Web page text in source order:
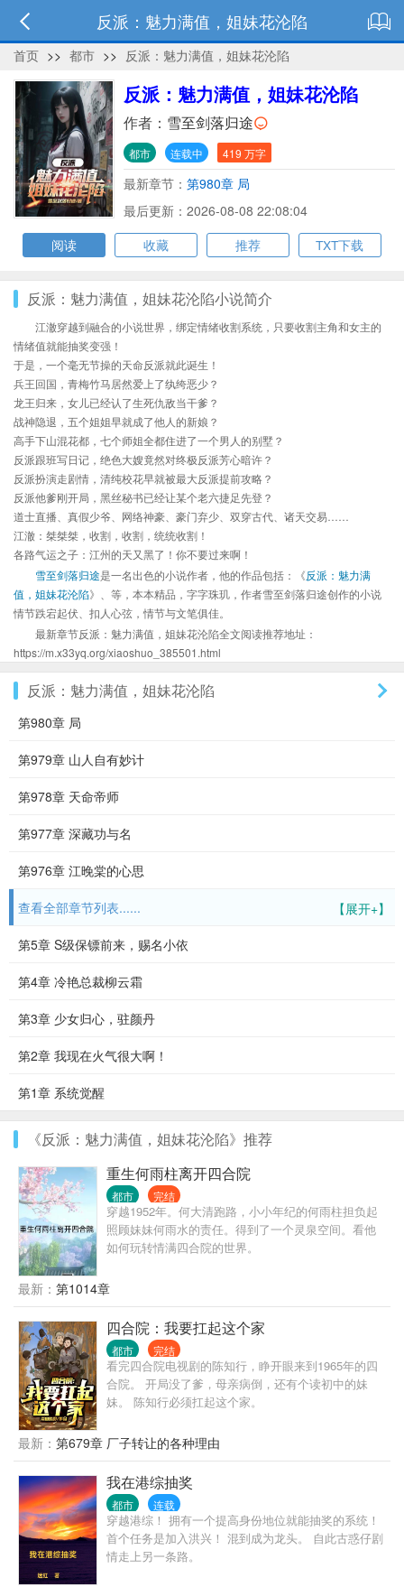
反派：魅力满值，姐妹花沦陷
首页 >> 都市 >> 反派：魅力满值，姐妹花沦陷
反派：魅力满值，姐妹花沦陷
作者： 雪至剑落归途
都市 连载中 419 万字
最新章节： 第980章 局
最后更新：2026-08-08 22:08:04
阅读
收藏 推荐 TXT下载
反派：魅力满值，姐妹花沦陷小说简介
江澈穿越到融合的小说世界，绑定情绪收割系统，只要收割主角和女主的
情绪值就能抽奖变强！
于是，一个毫无节操的天命反派就此诞生！
兵王回国，青梅竹马居然爱上了纨绔恶少？
龙王归来，女儿已经认了生死仇敌当干爹？
战神隐退，五个姐姐早就成了他人的新娘？
高手下山混花都，七个师姐全都住进了一个男人的别墅？
反派跟班写日记，绝色大嫂竟然对终极反派芳心暗许？
反派扮演走剧情，清纯校花早就被最大反派提前攻略？
反派他爹刚开局，黑丝秘书已经让某个老六捷足先登？
道士直播、真假少爷、网络神豪、豪门弃少、双穿古代、诸天交易……
江澈：桀桀桀，收割，收割，统统收割！
各路气运之子：江州的天又黑了！你不要过来啊！
雪至剑落归途是一名出色的小说作者，他的作品包括：《反派：魅力满
值，姐妹花沦陷》、等，本本精品，字字珠玑，作者雪至剑落归途创作的小说
情节跌宕起伏、扣人心弦，情节与文笔俱佳。
最新章节反派：魅力满值，姐妹花沦陷全文阅读推荐地址：
https://m.x33yq.org/xiaoshuo_385501.html
反派：魅力满值，姐妹花沦陷
第980章 局
第979章 山人自有妙计
第978章 天命帝师
第977章 深藏功与名
第976章 江晚棠的心思
【展开+】
查看全部章节列表......
第5章 S级保镖前来，赐名小依
第4章 冷艳总裁柳云霜
第3章 少女归心，驻颜丹
第2章 我现在火气很大啊！
第1章 系统觉醒
《反派：魅力满值，姐妹花沦陷》推荐
重生何雨柱离开四合院
都市 完结
穿越1952年。何大清跑路，小小年纪的何雨柱担负起
照顾妹妹何雨水的责任。得到了一个灵泉空间。看他
如何玩转情满四合院的世界。
最新： 第1014章
四合院：我要扛起这个家
都市 完结
看完四合院电视剧的陈知行，睁开眼来到1965年的四
合院。 开局没了爹，母亲病倒，还有个读初中的妹
妹。 陈知行必须扛起这个家。
最新： 第679章 厂子转让的各种理由
我在港综抽奖
都市 连载
穿越港综！ 拥有一个提高身份地位就能抽奖的系统！
首个任务是加入洪兴！ 混到成为龙头。 自此古惑仔剧
情走上另一条路。